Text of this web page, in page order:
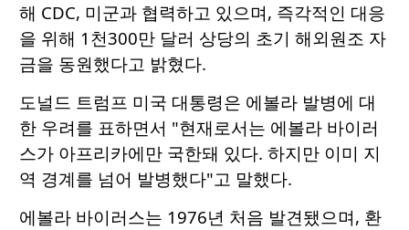
해 CDC, 미군과 협력하고 있으며, 즉각적인 대응
을 위해 1천300만 달러 상당의 초기 해외원조 자
금을 동원했다고 밝혔다.
도널드 트럼프 미국 대통령은 에볼라 발병에 대
한 우려를 표하면서 "현재로서는 에볼라 바이러
스가 아프리카에만 국한돼 있다. 하지만 이미 지
역 경계를 넘어 발병했다"고 말했다.
에볼라 바이러스는 1976년 처음 발견됐으며, 환